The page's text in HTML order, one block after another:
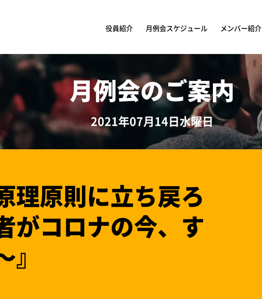
役員紹介 月例会スケジュール メンバー紹介
月例会のご案内
2021年07月14日水曜日
理原則に立ち戻ろ
がコロナの今、す